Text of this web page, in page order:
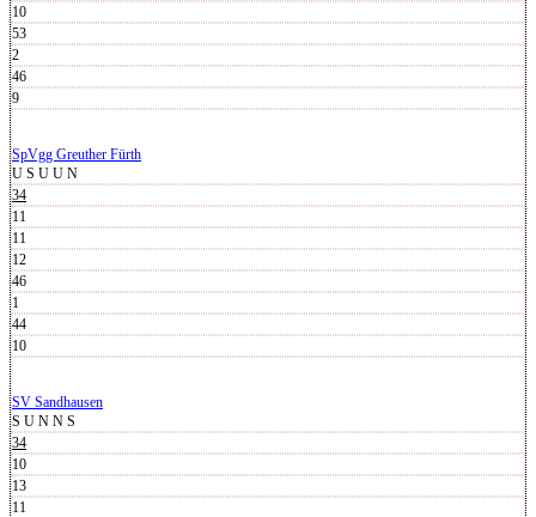
10
53
2
46
9
SpVgg Greuther Fürth
U S U U N
34
11
11
12
46
1
44
10
SV Sandhausen
S U N N S
34
10
13
11